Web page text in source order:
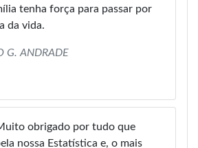
tenha força para passar por
da vida.
G. ANDRADE
obrigado por tudo que
nossa Estatística e, o mais